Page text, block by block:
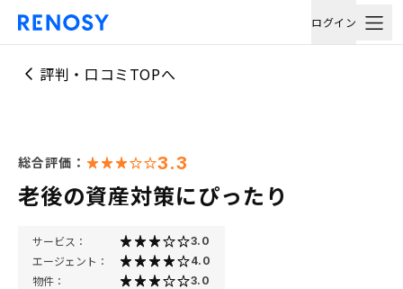
ログイン
評判・口コミTOPへ
総合評価： 3.3
老後の資産対策にぴったり
サービス： 3.0
エージェント： 4.0
物件： 3.0